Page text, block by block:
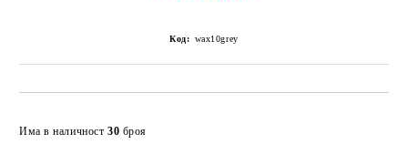
Код: wax10grey
Има в наличност 30 броя